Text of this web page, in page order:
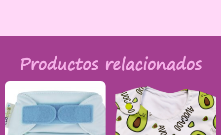
Productos relacionados